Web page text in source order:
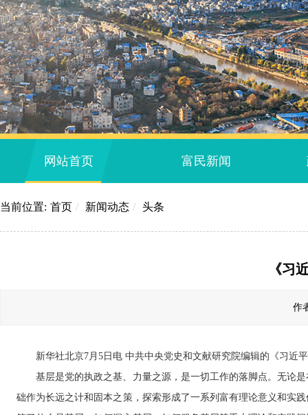
网站首页 富民新闻
当前位置: 首页 / 新闻动态 / 头条
《习
作
新华社北京7月5日电 中共中央党史和文献研究院编辑的《习近
基层是党的执政之基、力量之源，是一切工作的落脚点。无论
础作为长远之计和固本之策，探索形成了一系列富有理论意义和实